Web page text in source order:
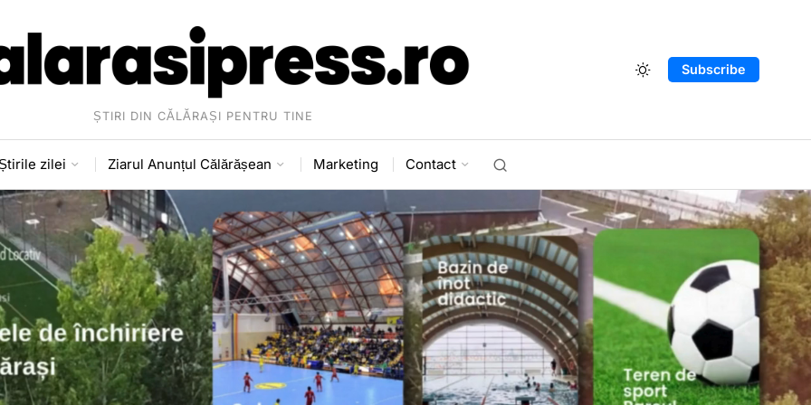
ȘTIRI DIN CĂLĂRAȘI PENTRU TINE
Subscribe
zilei Ziarul Anunțul Călărășean Marketing Contact